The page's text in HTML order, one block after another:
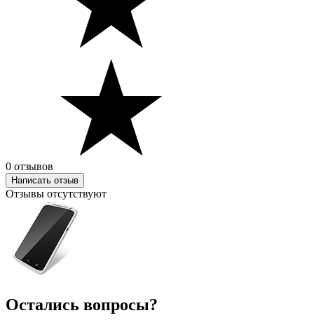
0 отзывов
Написать отзыв
Отзывы отсутствуют
Остались вопросы?